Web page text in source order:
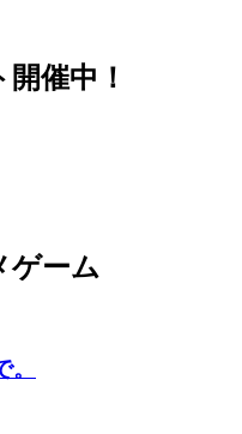
催中！
ゲーム